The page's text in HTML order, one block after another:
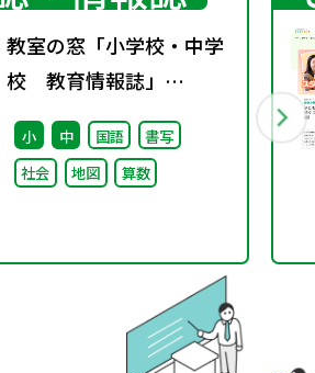
教室の窓「小学校・中学
校 教育情報誌」
vol.75 2025年4月発行
小 中 国語
書写
社会
地図 算数